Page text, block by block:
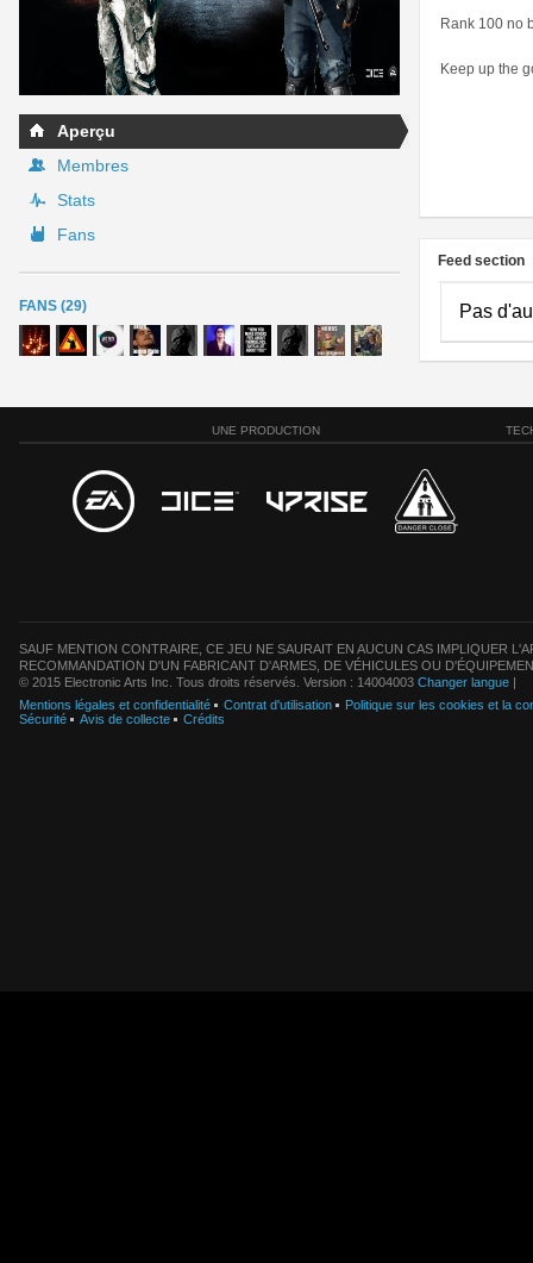
Aperçu
Membres
Stats
Fans
FANS (29)
Rank 100 no
Keep up the
Feed section
Pas
UNE PRODUCTION
SAUF MENTION CONTRAIRE, CE JEU NE SAURAIT EN AUCUN CAS IMPLIQUER
RECOMMANDATION D'UN FABRICANT D'ARMES, DE VÉHICULES OU
© 2015 Electronic Arts Inc. Tous droits réservés. Version : 14004003 Changer langue |
Mentions légales et confidentialité
Contrat d'utilisation
Politique sur les cookies et la
Sécurité
Avis de collecte Crédits